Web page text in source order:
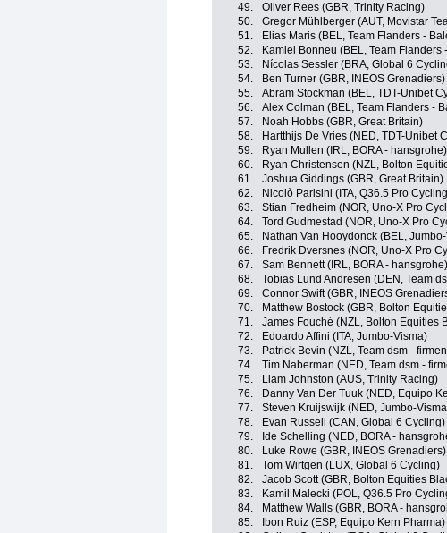
49.
Oliver Rees (GBR, Trinity Racing)
50.
Gregor Mühlberger (AUT, Movistar
51.
Elias Maris (BEL, Team Flanders -
52.
Kamiel Bonneu (BEL, Team Flanders
53.
Nícolas Sessler (BRA, Global 6
54.
Ben Turner (GBR, INEOS Grenadiers)
55.
Abram Stockman (BEL, TDT-Unibet
56.
Alex Colman (BEL, Team Flanders -
57.
Noah Hobbs (GBR, Great Britain)
58.
Hartthijs De Vries (NED, TDT-Unibet
59.
Ryan Mullen (IRL, BORA - hansgrohe)
60.
Ryan Christensen (NZL, Bolton
61.
Joshua Giddings (GBR, Great Britain)
62.
Nicolò Parisini (ITA, Q36.5 Pro
63.
Stian Fredheim (NOR, Uno-X Pro
64.
Tord Gudmestad (NOR, Uno-X Pro
65.
Nathan Van Hooydonck (BEL,
66.
Fredrik Dversnes (NOR, Uno-X Pro
67.
Sam Bennett (IRL, BORA - hansgrohe)
68.
Tobias Lund Andresen (DEN, Team
69.
Connor Swift (GBR, INEOS
70.
Matthew Bostock (GBR, Bolton
71.
James Fouché (NZL, Bolton Equities
72.
Edoardo Affini (ITA, Jumbo-Visma)
73.
Patrick Bevin (NZL, Team dsm -
74.
Tim Naberman (NED, Team dsm -
75.
Liam Johnston (AUS, Trinity Racing)
76.
Danny Van Der Tuuk (NED, Equipo
77.
Steven Kruijswijk (NED, Jumbo-
78.
Evan Russell (CAN, Global 6 Cycling)
79.
Ide Schelling (NED, BORA -
80.
Luke Rowe (GBR, INEOS Grenadiers)
81.
Tom Wirtgen (LUX, Global 6 Cycling)
82.
Jacob Scott (GBR, Bolton Equities
83.
Kamil Malecki (POL, Q36.5 Pro
84.
Matthew Walls (GBR, BORA -
85.
Ibon Ruiz (ESP, Equipo Kern Pharma)